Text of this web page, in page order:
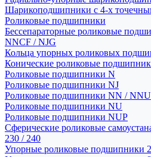
Шарикоподшипники с 4-х
Роликовые подшипники
Бессепараторные роликовые
NNCF / NJG
Кольца упорных роликовых
Конические роликовые
Роликовые подшипники N
Роликовые подшипники NJ
Роликовые подшипники NN / NNU
Роликовые подшипники NU
Роликовые подшипники NUP
Сферические роликовые
230 / 240
Упорные роликовые подшипники